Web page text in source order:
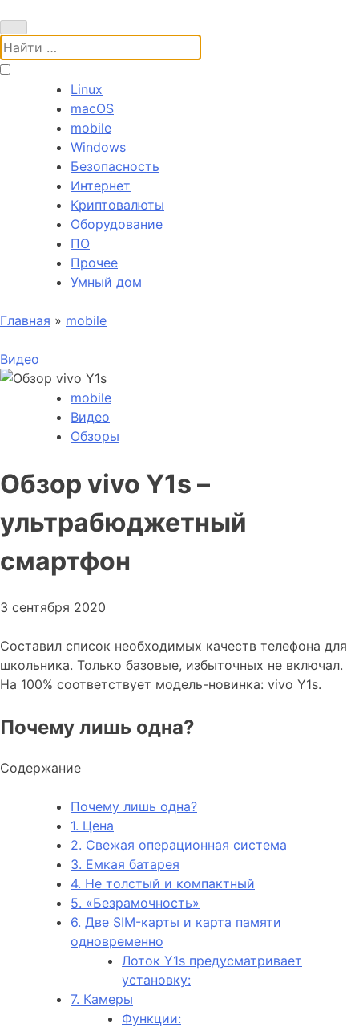
Поиск:
Linux
macOS
mobile
Windows
Безопасность
Интернет
Криптовалюты
Оборудование
ПО
Прочее
Умный дом
Главная » mobile
Видео
mobile
Видео
Обзоры
Обзор vivo Y1s –
ультрабюджетный
смартфон
3 сентября 2020
Составил список необходимых качеств телефона для
школьника. Только базовые, избыточных не включал.
На 100% соответствует модель-новинка: vivo Y1s.
Почему лишь одна?
Содержание
Почему лишь одна?
1. Цена
2. Свежая операционная система
3. Емкая батарея
4. Не толстый и компактный
5. «Безрамочность»
6. Две SIM-карты и карта памяти
одновременно
Лоток Y1s предусматривает
установку:
7. Камеры
Функции: